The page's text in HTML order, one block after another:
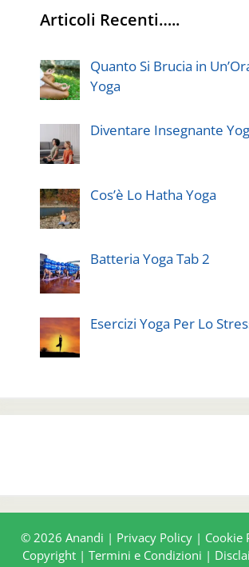
Articoli Recenti…..
Quanto Si Brucia in
Yoga
Diventare Insegnante
Cos’è Lo Hatha Yoga
Batteria Yoga Tab 2
Esercizi Yoga Per Lo
© 2026 Anandi | Privacy Policy | Cookie
Copyright| Termini e Condizioni |